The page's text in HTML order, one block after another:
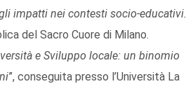
impatti nei contesti socio-educativi.
del Sacro Cuore di Milano.
e Sviluppo locale: un binomio
”, conseguita presso l’Università La